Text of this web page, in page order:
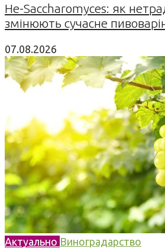
Не-Saccharomyces: як
змінюють сучасне
07.08.2026
Актуально Виноградарство